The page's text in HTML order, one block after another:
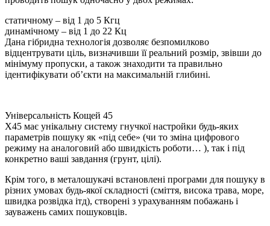
статичному – від 1 до 5 Кгц
динамічному – від 1 до 22 Кц
Дана гібридна технологія дозволяє безпомилково
відцентрувати ціль, визначивши її реальний розмір, звівши до
мінімуму пропуски, а також знаходити та правильно
ідентифікувати об’єкти на максимальній глибині.
Універсальність Кощей 45
Х45 має унікальну систему гнучкої настройки будь-яких
параметрів пошуку як «під себе» (чи то зміна цифрового
режиму на аналоговий або швидкість роботи… ), так і під
конкретно ваші завдання (грунт, цілі).
Крім того, в металошукачі встановлені програми для пошуку в
різних умовах будь-якої складності (сміття, висока трава, море,
швидка розвідка ітд), створені з урахуванням побажань і
зауважень самих пошуковців.